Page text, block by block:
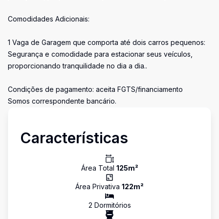
Comodidades Adicionais:
1 Vaga de Garagem que comporta até dois carros pequenos:
Segurança e comodidade para estacionar seus veículos,
proporcionando tranquilidade no dia a dia..
Condições de pagamento: aceita FGTS/financiamento
Somos correspondente bancário.
Características
Área Total 125m²
Área Privativa 122m²
2 Dormitórios